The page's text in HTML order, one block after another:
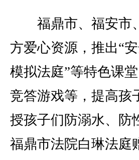
福鼎市、福安市
方爱心资源，推出“
模拟法庭”等特色课
竞答游戏等，提高孩
授孩子们防溺水、防
福鼎市法院白琳法庭